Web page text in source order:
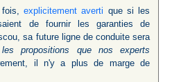
fois,explicitement averti que si les
de fournir les garanties de
sa future ligne de conduite sera
propositions que nos experts
il n'y a plus de marge de